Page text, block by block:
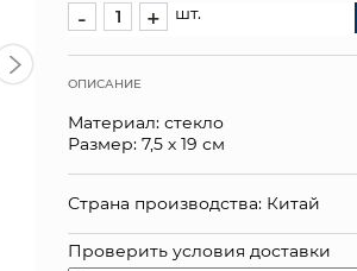
- + шт.
ОПИСАНИЕ
Материал: стекло
Размер: 7,5 х 19 см
Страна производства: Китай
Проверить условия доставки